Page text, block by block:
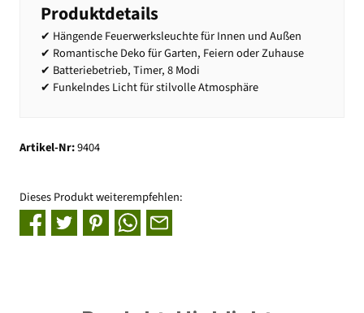
Produktdetails
✔ Hängende Feuerwerksleuchte für Innen und Außen
✔ Romantische Deko für Garten, Feiern oder Zuhause
✔ Batteriebetrieb, Timer, 8 Modi
✔ Funkelndes Licht für stilvolle Atmosphäre
Artikel-Nr:9404
Dieses Produkt weiterempfehlen: